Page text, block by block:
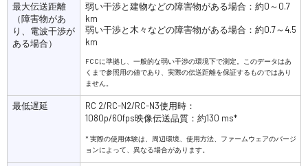
最大伝送距離
（障害物があ
り、電波干渉が
ある場合）
弱い干渉と建物などの障害物がある場合：約0～0.7
km
弱い干渉と木々などの障害物がある場合：約0.7～4.5
km
FCCに準拠し、一般的な弱い干渉の環境下で測定。このデータはあ
くまで参照用の値であり、実際の伝送距離を保証するものではあり
ません。
最低遅延
RC 2/RC-N2/RC-N3使用時：
1080p/60fps映像伝送品質：約130 ms*
* 実際の使用体験は、周辺環境、使用方法、ファームウェアのバージ
ョンによって、異なる場合があります。